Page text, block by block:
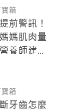
箱
前警訊！
媽肌肉量
養師建
兩點」下
箱
牙齒怎麼